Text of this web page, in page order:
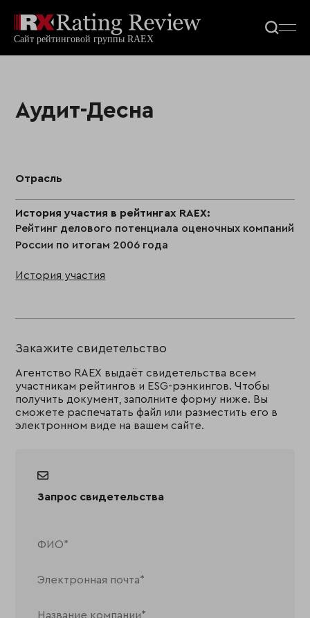
Аудит-Десна
Отрасль
История участия в рейтингах RAEX:
Рейтинг делового потенциала оценочных компаний
России по итогам 2006 года
История участия
Закажите свидетельство
Агентство RAEX выдаёт свидетельства всем
участникам рейтингов и ESG-рэнкингов. Чтобы
получить документ, заполните форму ниже. Вы
сможете распечатать файл или разместить его в
электронном виде на вашем сайте.
Запрос свидетельства